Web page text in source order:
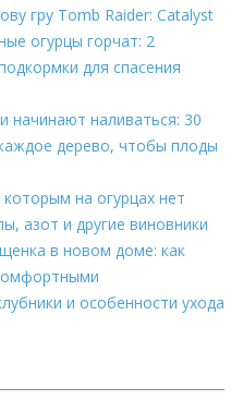
гру Tomb Raider: Catalyst
огурцы горчат: 2
для спасения
начинают наливаться: 30
дерево, чтобы плоды
на огурцах нет
азот и другие виновники
в новом доме: как
и особенности ухода